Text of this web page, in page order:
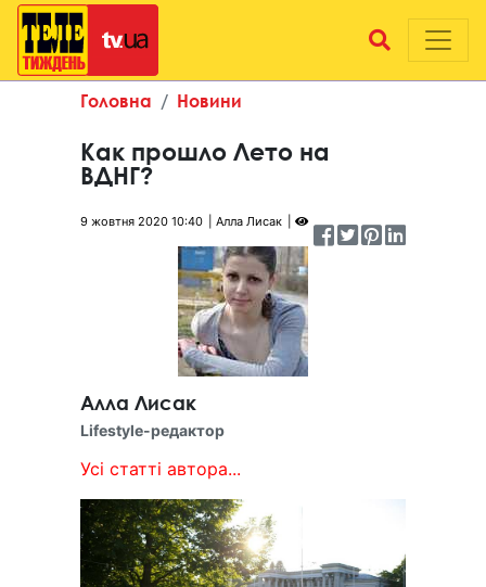
Головна Новини
Как прошло Лето на
ВДНГ?
9 жовтня 2020 10:40 Алла Лисак
Алла Лисак
Lifestyle-редактор
Усі статті автора...